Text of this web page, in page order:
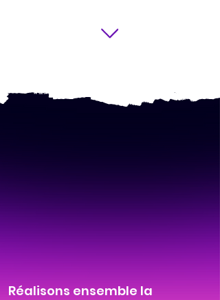
Réalisons ensemble la